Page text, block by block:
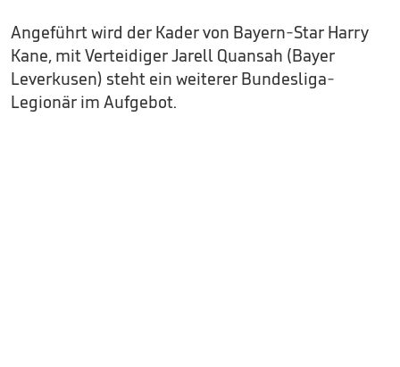
Angeführt wird der Kader von Bayern-Star Harry
Kane, mit Verteidiger Jarell Quansah (Bayer
Leverkusen) steht ein weiterer Bundesliga-
Legionär im Aufgebot.